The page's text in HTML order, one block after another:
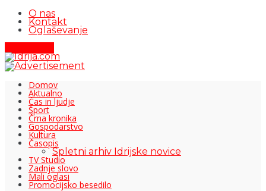
O nas
Kontakt
Oglaševanje
Domov
Aktualno
Čas in ljudje
Šport
Črna kronika
Gospodarstvo
Kultura
Časopis
Spletni arhiv Idrijske novice
TV Studio
Zadnje slovo
Mali oglasi
Promocijsko besedilo